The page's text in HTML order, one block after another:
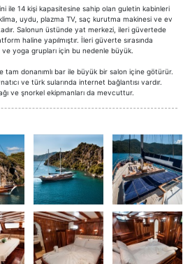
ile 14 kişi kapasitesine sahip olan guletin kabinleri
uydu, plazma TV, saç kurutma makinesi ve ev
Salonun üstünde yat merkezi, ileri güvertede
haline yapılmıştır. İleri güverte sırasında
yoga grupları için bu nedenle büyük.
tam donanımlı bar ile büyük bir salon içine götürür.
ve türk sularında internet bağlantısı vardır.
ve şnorkel ekipmanları da mevcuttur.